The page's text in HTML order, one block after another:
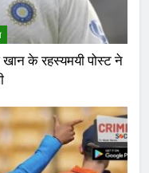
के रहस्यमयी पोस्ट ने